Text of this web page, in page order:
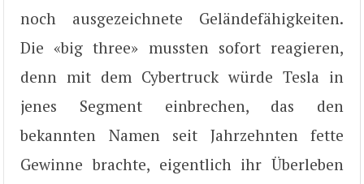
noch ausgezeichnete Geländefähigkeiten.
Die «big three» mussten sofort reagieren,
denn mit dem Cybertruck würde Tesla in
jenes Segment einbrechen, das den
bekannten Namen seit Jahrzehnten fette
Gewinne brachte, eigentlich ihr Überleben